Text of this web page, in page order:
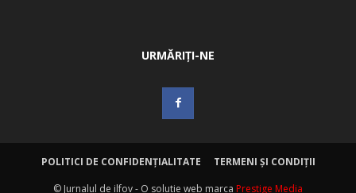
URMĂRIȚI-NE
POLITICI DE CONFIDENȚIALITATE
TERMENI ȘI CONDIȚII
© Jurnalul de ilfov - O solutie web marca Prestige Media